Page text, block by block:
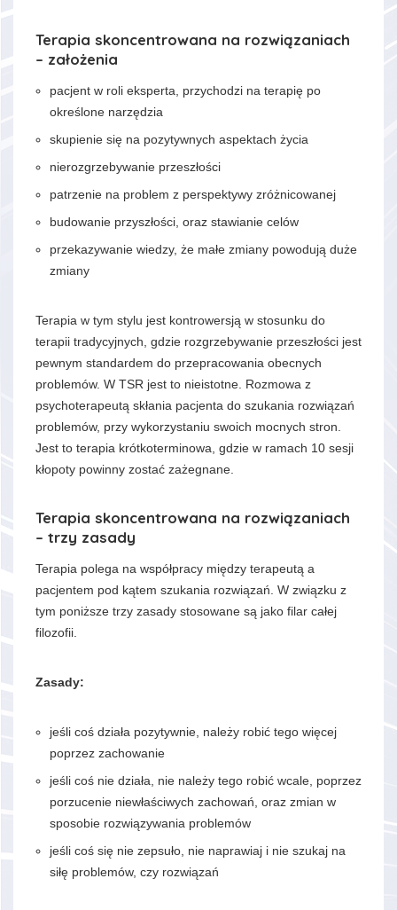
Terapia skoncentrowana na rozwiązaniach
– założenia
pacjent w roli eksperta, przychodzi na terapię po
określone narzędzia
skupienie się na pozytywnych aspektach życia
nierozgrzebywanie przeszłości
patrzenie na problem z perspektywy zróżnicowanej
budowanie przyszłości, oraz stawianie celów
przekazywanie wiedzy, że małe zmiany powodują duże
zmiany
Terapia w tym stylu jest kontrowersją w stosunku do
terapii tradycyjnych, gdzie rozgrzebywanie przeszłości jest
pewnym standardem do przepracowania obecnych
problemów. W TSR jest to nieistotne. Rozmowa z
psychoterapeutą skłania pacjenta do szukania rozwiązań
problemów, przy wykorzystaniu swoich mocnych stron.
Jest to terapia krótkoterminowa, gdzie w ramach 10 sesji
kłopoty powinny zostać zażegnane.
Terapia skoncentrowana na rozwiązaniach
– trzy zasady
Terapia polega na współpracy między terapeutą a
pacjentem pod kątem szukania rozwiązań. W związku z
tym poniższe trzy zasady stosowane są jako filar całej
filozofii.
Zasady:
jeśli coś działa pozytywnie, należy robić tego więcej
poprzez zachowanie
jeśli coś nie działa, nie należy tego robić wcale, poprzez
porzucenie niewłaściwych zachowań, oraz zmian w
sposobie rozwiązywania problemów
jeśli coś się nie zepsuło, nie naprawiaj i nie szukaj na
siłę problemów, czy rozwiązań